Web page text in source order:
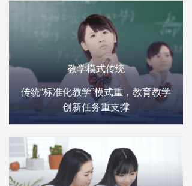
教学模式传统
传统“标准化教学”模式重，教育教学
创新任务重支撑